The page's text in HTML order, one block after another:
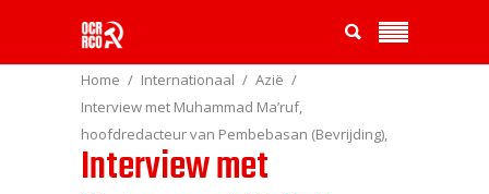
Home Internationaal
Azië
Interview met Muhammad Ma’ruf,
hoofdredacteur van Pembebasan (Bevrijding),
blad van de PRD
Interview met